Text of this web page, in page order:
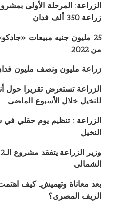
الزراعة: المرحلة الأولى
زراعة 350 ألف فدان
25 مليون جنيه مبيعات
من 2022
زراعة مليون ونصف مليون
الزراعة تستعرض تقريرا حول
للنخيل خلال الأسبوع الماضى
الزراعة : تنظيم يوم حقلي في
النخيل
الشمالى
بعد معاناة وتهميش.. كيف اهتمت
الريف المصرى؟